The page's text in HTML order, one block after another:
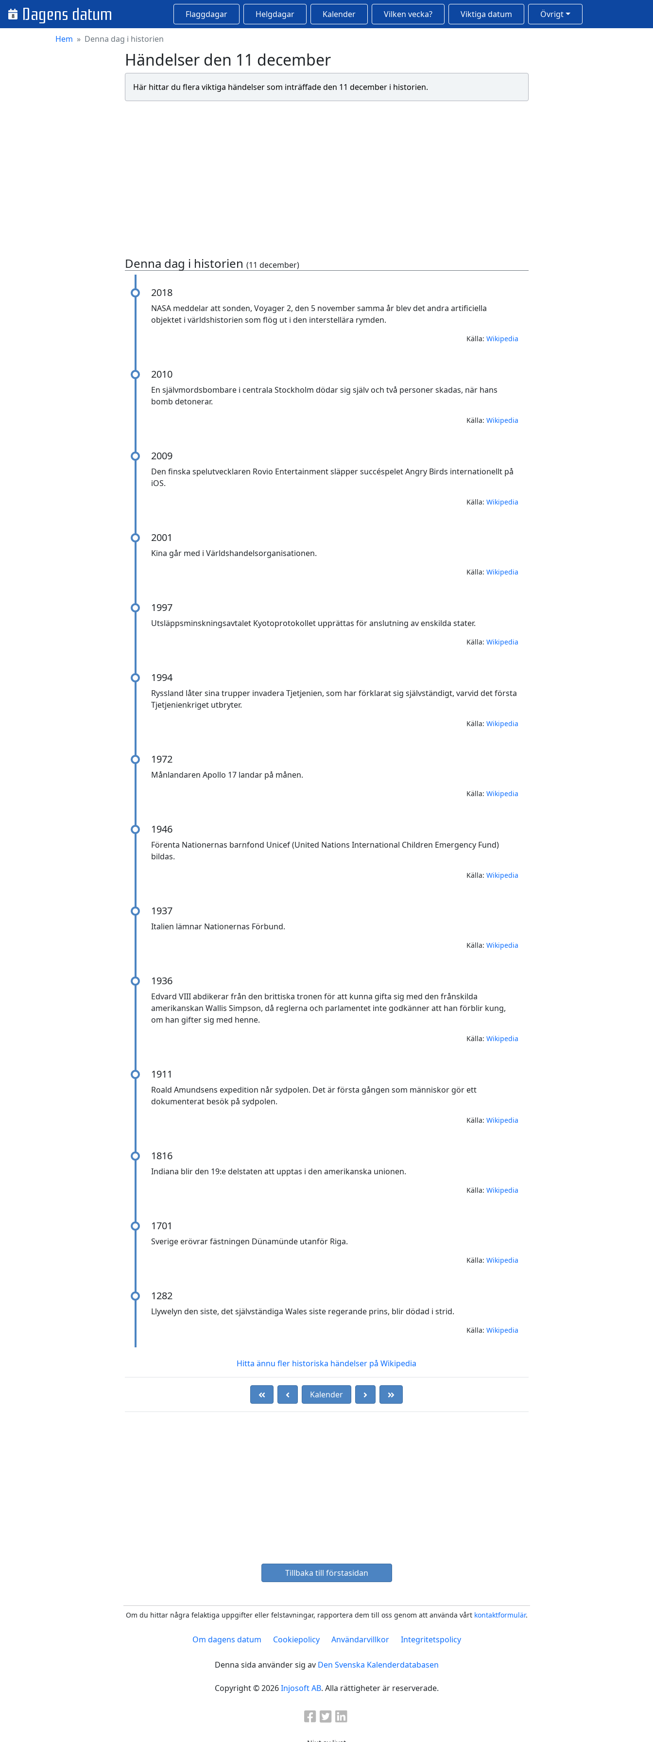
8 Dagens datum Flaggdagar Helgdagar Kalender Vilken vecka? Viktiga datum Övrigt
Hem Denna dag i historien
Händelser den 11 december
Här hittar du flera viktiga händelser som inträffade den 11 december i historien.
Denna dag i historien (11 december)
2018
NASA meddelar att sonden, Voyager 2, den 5 november samma år blev det andra artificiella
objektet i världshistorien som flög ut i den interstellära rymden.
Källa: Wikipedia
2010
En självmordsbombare i centrala Stockholm dödar sig själv och två personer skadas, när hans
bomb detonerar.
Källa: Wikipedia
2009
Den finska spelutvecklaren Rovio Entertainment släpper succéspelet Angry Birds internationellt på
iOS.
Källa: Wikipedia
2001
Kina går med i Världshandelsorganisationen.
Källa: Wikipedia
1997
Utsläppsminskningsavtalet Kyotoprotokollet upprättas för anslutning av enskilda stater.
Källa: Wikipedia
1994
Ryssland låter sina trupper invadera Tjetjenien, som har förklarat sig självständigt, varvid det första
Tjetjenienkriget utbryter.
Källa: Wikipedia
1972
Månlandaren Apollo 17 landar på månen.
Källa: Wikipedia
1946
Förenta Nationernas barnfond Unicef (United Nations International Children Emergency Fund)
bildas.
Källa: Wikipedia
1937
Italien lämnar Nationernas Förbund.
Källa: Wikipedia
1936
Edvard VIII abdikerar från den brittiska tronen för att kunna gifta sig med den frånskilda
amerikanskan Wallis Simpson, då reglerna och parlamentet inte godkänner att han förblir kung,
om han gifter sig med henne.
Källa: Wikipedia
1911
Roald Amundsens expedition når sydpolen. Det är första gången som människor gör ett
dokumenterat besök på sydpolen.
Källa: Wikipedia
1816
Indiana blir den 19:e delstaten att upptas i den amerikanska unionen.
Källa: Wikipedia
1701
Sverige erövrar fästningen Dünamünde utanför Riga.
Källa: Wikipedia
1282
Llywelyn den siste, det självständiga Wales siste regerande prins, blir dödad i strid.
Källa: Wikipedia
Hitta ännu fler historiska händelser på Wikipedia
Kalender
Tillbaka till förstasidan
Om du hittar några felaktiga uppgifter eller felstavningar, rapportera dem till oss genom att använda vårt kontaktformulär.
Om dagens datum Cookiepolicy Användarvillkor Integritetspolicy
Denna sida använder sig av Den Svenska Kalenderdatabasen
Copyright © 2026Injosoft AB. Alla rättigheter är reserverade.